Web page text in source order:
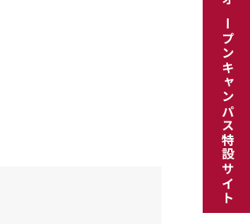
オープンキャンパス特設サイト